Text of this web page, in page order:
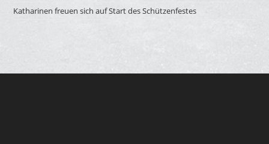
Katharinen freuen sich auf Start des Schützenfestes